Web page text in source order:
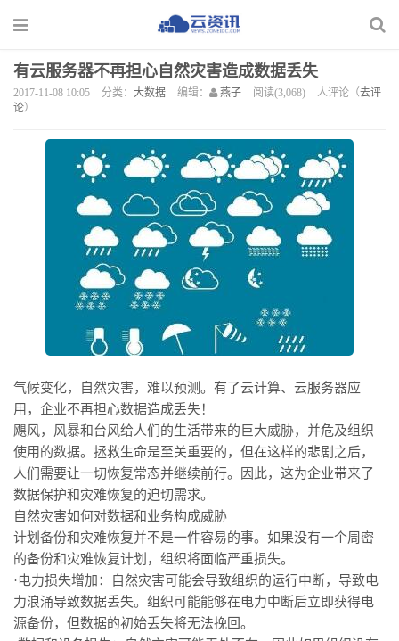
有云服务器不再担心自然灾害造成数据丢失
2017-11-08 10:05 分类： 大数据 编辑： 燕子 阅读(3,068) 人评论（去评
论）
气候变化，自然灾害，难以预测。有了云计算、云服务器应
用，企业不再担心数据造成丢失！
飓风，风暴和台风给人们的生活带来的巨大威胁，并危及组织
使用的数据。拯救生命是至关重要的，但在这样的悲剧之后，
人们需要让一切恢复常态并继续前行。因此，这为企业带来了
数据保护和灾难恢复的迫切需求。
自然灾害如何对数据和业务构成威胁
计划备份和灾难恢复并不是一件容易的事。如果没有一个周密
的备份和灾难恢复计划，组织将面临严重损失。
·电力损失增加：自然灾害可能会导致组织的运行中断，导致电
力浪涌导致数据丢失。组织可能能够在电力中断后立即获得电
源备份，但数据的初始丢失将无法挽回。